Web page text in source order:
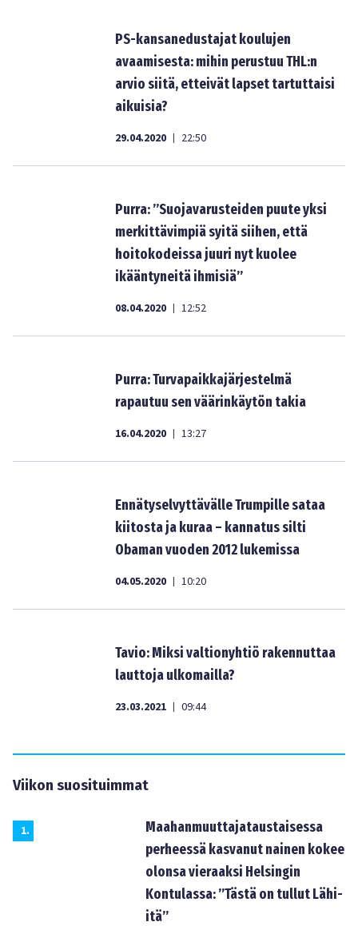
PS-kansanedustajat koulujen
avaamisesta: mihin perustuu THL:n
arvio siitä, etteivät lapset tartuttaisi
aikuisia?
29.04.2020 | 22:50
Purra: ”Suojavarusteiden puute yksi
merkittävimpiä syitä siihen, että
hoitokodeissa juuri nyt kuolee
ikääntyneitä ihmisiä”
08.04.2020 | 12:52
Purra: Turvapaikkajärjestelmä
rapautuu sen väärinkäytön takia
16.04.2020 | 13:27
Ennätyselvyttävälle Trumpille sataa
kiitosta ja kuraa – kannatus silti
Obaman vuoden 2012 lukemissa
04.05.2020 | 10:20
Tavio: Miksi valtionyhtiö rakennuttaa
lauttoja ulkomailla?
23.03.2021 | 09:44
Viikon suosituimmat
1.
Maahanmuuttajataustaisessa
perheessä kasvanut nainen kokee
olonsa vieraaksi Helsingin
Kontulassa: ”Tästä on tullut Lähi-
itä”